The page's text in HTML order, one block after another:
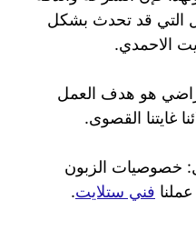
التي قد تحدث بشكل
الاحمدي.
هو هدف العمل
غايتنا القصوى.
خصوصيات الزبون
فني ستلايت.